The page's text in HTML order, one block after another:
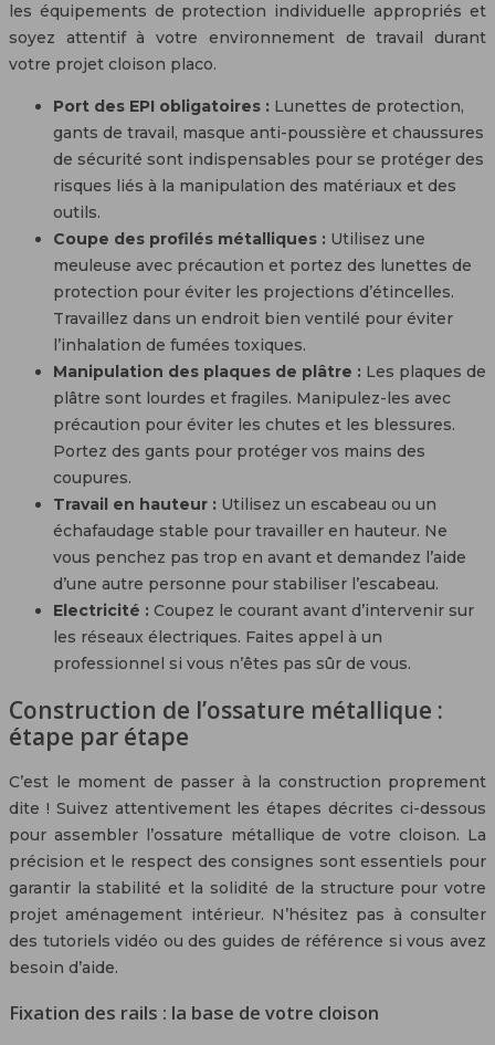
les équipements de protection individuelle appropriés et
soyez attentif à votre environnement de travail durant
votre projet cloison placo.
Port des EPI obligatoires : Lunettes de protection,
gants de travail, masque anti-poussière et chaussures
de sécurité sont indispensables pour se protéger des
risques liés à la manipulation des matériaux et des
outils.
Coupe des profilés métalliques : Utilisez une
meuleuse avec précaution et portez des lunettes de
protection pour éviter les projections d’étincelles.
Travaillez dans un endroit bien ventilé pour éviter
l’inhalation de fumées toxiques.
Manipulation des plaques de plâtre : Les plaques de
plâtre sont lourdes et fragiles. Manipulez-les avec
précaution pour éviter les chutes et les blessures.
Portez des gants pour protéger vos mains des
coupures.
Travail en hauteur : Utilisez un escabeau ou un
échafaudage stable pour travailler en hauteur. Ne
vous penchez pas trop en avant et demandez l’aide
d’une autre personne pour stabiliser l’escabeau.
Electricité : Coupez le courant avant d’intervenir sur
les réseaux électriques. Faites appel à un
professionnel si vous n’êtes pas sûr de vous.
Construction de l’ossature métallique :
étape par étape
C’est le moment de passer à la construction proprement
dite ! Suivez attentivement les étapes décrites ci-dessous
pour assembler l’ossature métallique de votre cloison. La
précision et le respect des consignes sont essentiels pour
garantir la stabilité et la solidité de la structure pour votre
projet aménagement intérieur. N’hésitez pas à consulter
des tutoriels vidéo ou des guides de référence si vous avez
besoin d’aide.
Fixation des rails : la base de votre cloison